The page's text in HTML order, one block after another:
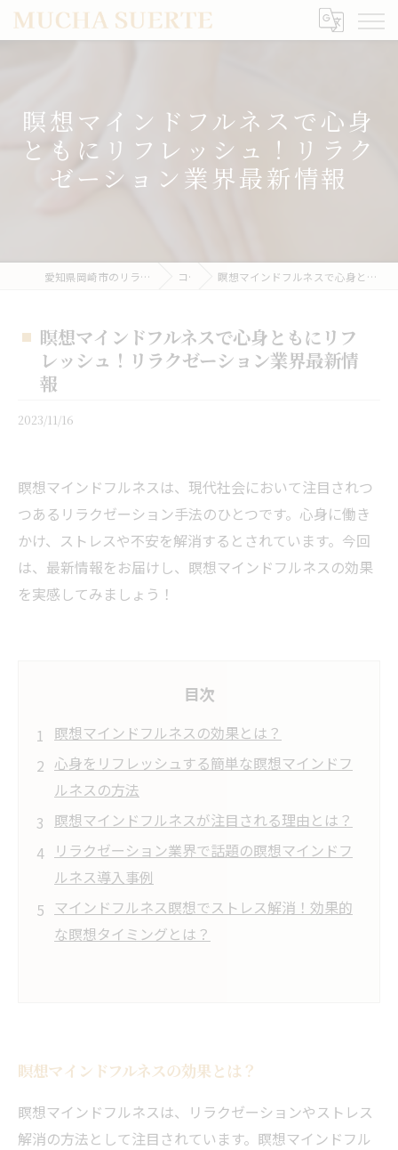
瞑想マインドフルネスで心身
ともにリフレッシュ！リラク
ゼーション業界最新情報
愛知県岡崎市のリラクゼーションならMUCHA SUERTE コラム 瞑想マインドフルネスで心身ともにリフレッシュ！リラクゼーション業界最新情報
瞑想マインドフルネスで心身ともにリフ
レッシュ！リラクゼーション業界最新情
報
2023/11/16
瞑想マインドフルネスは、現代社会において注目されつ
つあるリラクゼーション手法のひとつです。心身に働き
かけ、ストレスや不安を解消するとされています。今回
は、最新情報をお届けし、瞑想マインドフルネスの効果
を実感してみましょう！
目次
瞑想マインドフルネスの効果とは？
心身をリフレッシュする簡単な瞑想マインドフ
ルネスの方法
瞑想マインドフルネスが注目される理由とは？
リラクゼーション業界で話題の瞑想マインドフ
ルネス導入事例
マインドフルネス瞑想でストレス解消！効果的
な瞑想タイミングとは？
瞑想マインドフルネスの効果とは？
瞑想マインドフルネスは、リラクゼーションやストレス
解消の方法として注目されています。瞑想マインドフル